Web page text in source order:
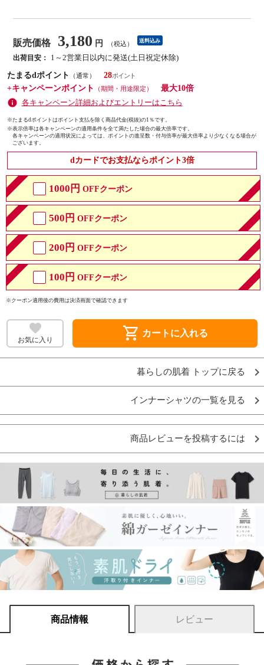
販売価格 3,180 円 （税込） 送料込み
出荷目安：
1～2営業日以内に発送(土日祝定休除)
たまるdポイント
（通常）
28
+キャンペーンポイント
（期間・用途限定）
最大10倍
各キャンペーン詳細およびエントリーはこちら
※たまるdポイントはポイント支払を除く商品代金(税抜)の1％です。
※表示倍率は各キャンペーンの適用条件を全て満たした場合の最大倍率です。
各キャンペーンの適用状況によっては、ポイントの進呈数・付与倍率が最大倍率より少なくなる場合が
ございます。
dカードでお支払ならポイント3倍
1000円 OFFクーポン
500円 OFFクーポン
200円 OFFクーポン
100円 OFFクーポン
※クーポン適用後の費用は決済画面で確認できます
お気に入り shopping_cart カートに入れる
暮らしの肌着 トップに戻る
インナーシャツの一覧を見る
商品レビューを投稿するには
商品情報 レビュー